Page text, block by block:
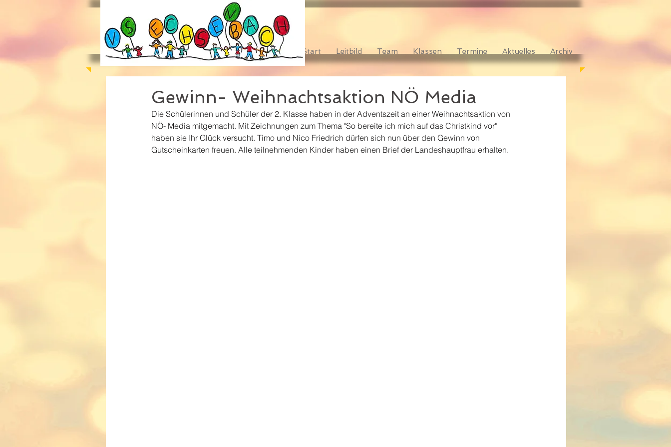
Start Leitbild Team Klassen Termine Aktuelles Archiv
Gewinn- Weihnachtsaktion NÖ Media
Die Schülerinnen und Schüler der 2. Klasse haben in der Adventszeit an einer Weihnachtsaktion von
NÖ- Media mitgemacht. Mit Zeichnungen zum Thema "So bereite ich mich auf das Christkind vor"
haben sie Ihr Glück versucht. Timo und Nico Friedrich dürfen sich nun über den Gewinn von
Gutscheinkarten freuen. Alle teilnehmenden Kinder haben einen Brief der Landeshauptfrau erhalten.